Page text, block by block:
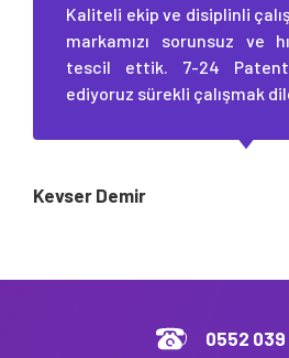
Kaliteli ekip ve disiplinli
markamızı sorunsuz ve
tescil ettik. 7-24
ediyoruz sürekli çalışmak
Kevser Demir
0552 039